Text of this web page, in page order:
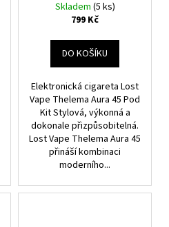
Skladem (5 ks)
799 Kč
DO KOŠÍKU
Elektronická cigareta Lost
Vape Thelema Aura 45 Pod
Kit Stylová, výkonná a
dokonale přizpůsobitelná.
Lost Vape Thelema Aura 45
přináší kombinaci
moderního...